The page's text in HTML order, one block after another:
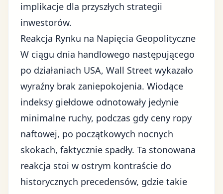
implikacje dla przyszłych strategii
inwestorów.
Reakcja Rynku na Napięcia Geopolityczne
W ciągu dnia handlowego następującego
po działaniach USA, Wall Street wykazało
wyraźny brak zaniepokojenia. Wiodące
indeksy giełdowe odnotowały jedynie
minimalne ruchy, podczas gdy ceny ropy
naftowej, po początkowych nocnych
skokach, faktycznie spadły. Ta stonowana
reakcja stoi w ostrym kontraście do
historycznych precedensów, gdzie takie